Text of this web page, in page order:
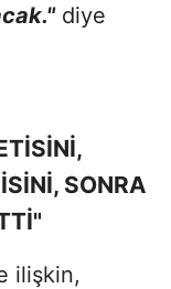
diye
SONRA
ilişkin,